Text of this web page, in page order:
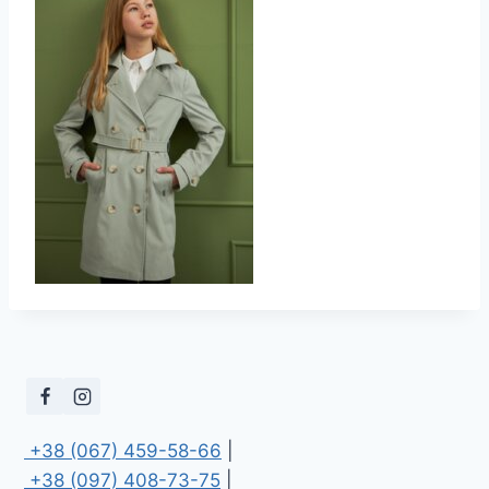
+38 (067) 459-58-66
+38 (097) 408-73-75